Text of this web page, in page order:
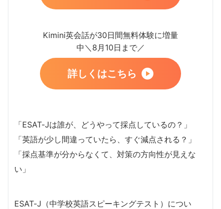
Kimini英会話が30日間無料体験に増量
中＼8月10日まで／
詳しくはこちら
「ESAT-Jは誰が、どうやって採点しているの？」
「英語が少し間違っていたら、すぐ減点される？」
「採点基準が分からなくて、対策の方向性が見えな
い」
ESAT-J（中学校英語スピーキングテスト）につい